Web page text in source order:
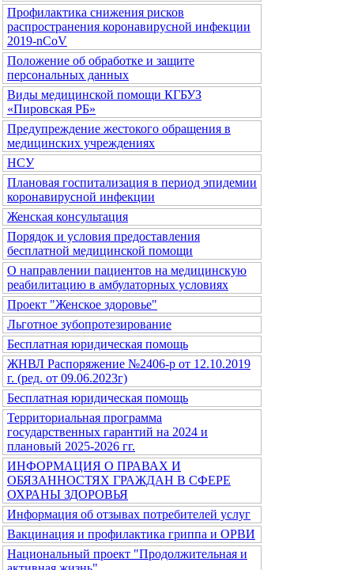
Профилактика снижения рисков
распространения коронавирусной инфекции
2019-nCoV
Положение об обработке и защите
персональных данных
Виды медицинской помощи КГБУЗ
«Пировская РБ»
Предупреждение жестокого обращения в
медицинских учреждениях
НСУ
Плановая госпитализация в период эпидемии
коронавирусной инфекции
Женская консультация
Порядок и условия предоставления
бесплатной медицинской помощи
О направлении пациентов на медицинскую
реабилитацию в амбулаторных условиях
Проект "Женское здоровье"
Льготное зубопротезирование
Бесплатная юридическая помощь
ЖНВЛ Распоряжение №2406-р от 12.10.2019
г. (ред. от 09.06.2023г)
Бесплатная юридическая помощь
Территориальная программа
государственных гарантий на 2024 и
плановый 2025-2026 гг.
ИНФОРМАЦИЯ О ПРАВАХ И
ОБЯЗАННОСТЯХ ГРАЖДАН В СФЕРЕ
ОХРАНЫ ЗДОРОВЬЯ
Информация об отзывах потребителей услуг
Вакцинация и профилактика гриппа и ОРВИ
Национальный проект "Продолжительная и